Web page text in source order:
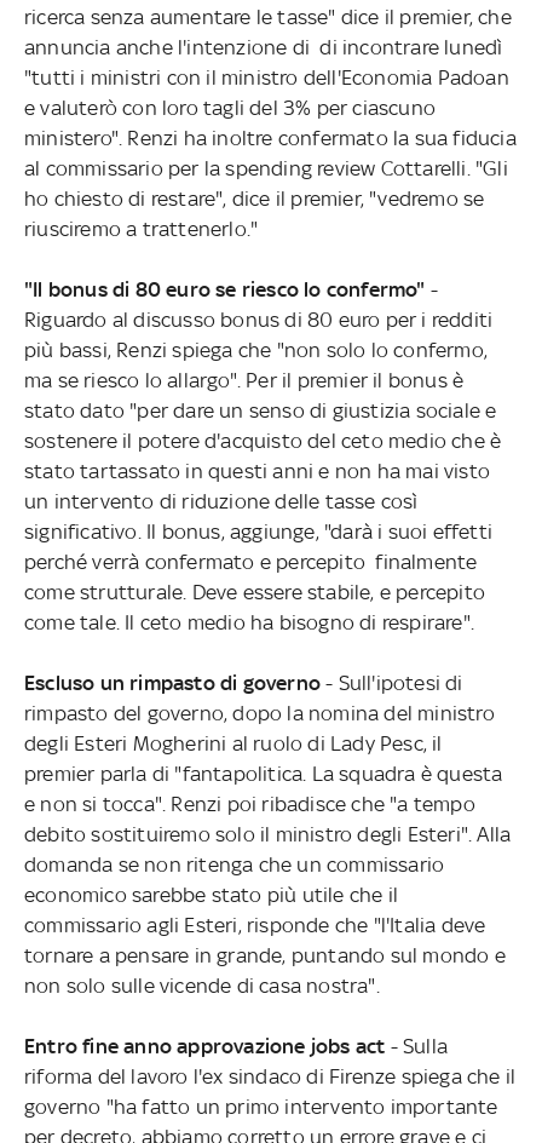
ricerca senza aumentare le tasse" dice il premier, che
annuncia anche l'intenzione di di incontrare lunedì
"tutti i ministri con il ministro dell'Economia Padoan
e valuterò con loro tagli del 3% per ciascuno
ministero". Renzi ha inoltre confermato la sua fiducia
al commissario per la spending review Cottarelli. "Gli
ho chiesto di restare", dice il premier, "vedremo se
riusciremo a trattenerlo."
"Il bonus di 80 euro se riesco lo confermo" -
Riguardo al discusso bonus di 80 euro per i redditi
più bassi, Renzi spiega che "non solo lo confermo,
ma se riesco lo allargo". Per il premier il bonus è
stato dato "per dare un senso di giustizia sociale e
sostenere il potere d'acquisto del ceto medio che è
stato tartassato in questi anni e non ha mai visto
un intervento di riduzione delle tasse così
significativo. Il bonus, aggiunge, "darà i suoi effetti
perché verrà confermato e percepito finalmente
come strutturale. Deve essere stabile, e percepito
come tale. Il ceto medio ha bisogno di respirare".
Escluso un rimpasto di governo- Sull'ipotesi di
rimpasto del governo, dopo la nomina del ministro
degli Esteri Mogherini al ruolo di Lady Pesc, il
premier parla di "fantapolitica. La squadra è questa
e non si tocca". Renzi poi ribadisce che "a tempo
debito sostituiremo solo il ministro degli Esteri". Alla
domanda se non ritenga che un commissario
economico sarebbe stato più utile che il
commissario agli Esteri, risponde che "l'Italia deve
tornare a pensare in grande, puntando sul mondo e
non solo sulle vicende di casa nostra".
Entro fine anno approvazione jobs act - Sulla
riforma del lavoro l'ex sindaco di Firenze spiega che il
governo "ha fatto un primo intervento importante
per decreto, abbiamo corretto un errore grave e ci